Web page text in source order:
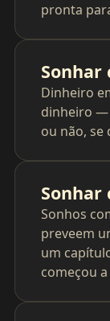
pronta
Sonhar
Dinheiro
dinheiro —
ou não, se
Sonhar
Sonhos
preveem
um
começou a